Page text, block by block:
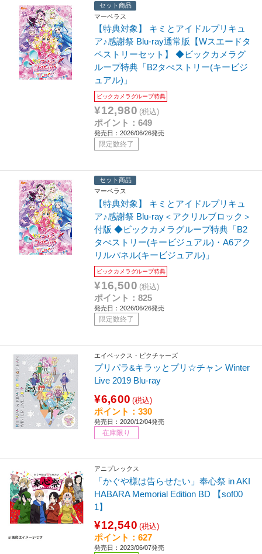
セット商品
マーベラス
【特典対象】 キミとアイドルプリキュ
ア♪感謝祭 Blu-ray通常版【Wスエードタ
ペストリーセット】 ◆ビックカメラグ
ループ特典「B2タぺストリー(キービジ
ュアル)」
ビックカメラグループ特典
¥12,980 (税込)
ポイント：649
発売日：2026/06/26発売
限定数終了
セット商品
マーベラス
【特典対象】 キミとアイドルプリキュ
ア♪感謝祭 Blu-ray＜アクリルブロック＞
付版 ◆ビックカメラグループ特典「B2
タぺストリー(キービジュアル)・A6アク
リルパネル(キービジュアル)」
ビックカメラグループ特典
¥16,500 (税込)
ポイント：825
発売日：2026/06/26発売
限定数終了
エイベックス・ピクチャーズ
プリパラ&キラッとプリ☆チャン Winter
Live 2019 Blu-ray
¥6,600 (税込)
ポイント：330
発売日：2020/12/04発売
在庫限り
アニプレックス
「かぐや様は告らせたい」奉心祭 in AKI
HABARA Memorial Edition BD 【sof00
1】
¥12,540 (税込)
ポイント：627
発売日：2023/06/07発売